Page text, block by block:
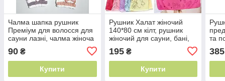
Чалма шапка рушник
Преміум для волосся для
сауни лазні, чалма жіноча
волосся на гудзику
90 ₴
Купити
Рушник Халат жіночий
140*80 см кілт, рушник
жіночий для сауни, бані,
жіночий, халат
195₴
Купити
та
385